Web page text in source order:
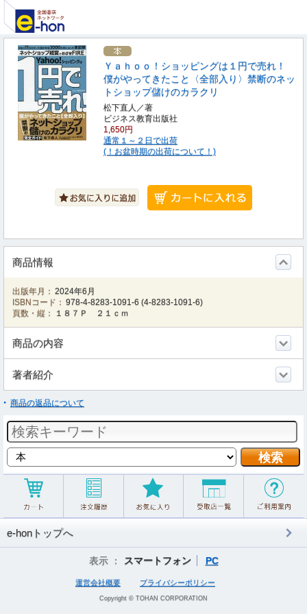
Ｙａｈｏｏ！ショッピングは１円で売れ！
僕がやってきたこと〈全部入り〉禁断のネッ
トショップ儲けのカラクリ
松下直人／著
ビジネス教育出版社
1,650円
通常１～２日で出荷
(！お盆時期の出荷について！)
商品情報
出版年月： 2024年6月
ISBNコード： 978-4-8283-1091-6 (4-8283-1091-6)
頁数・縦：
１８７Ｐ ２１ｃｍ
商品の内容
著者紹介
商品の返品について
e-honトップへ
表示 ： スマートフォン PC
運営会社概要 プライバシーポリシー
Copyright © TOHAN CORPORATION